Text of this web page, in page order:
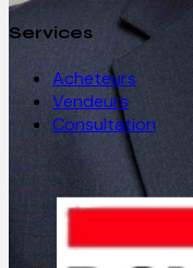
Services
Acheteurs
Vendeurs
Consultation